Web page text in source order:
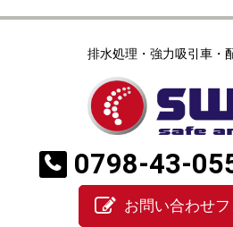
排水処理・強力吸引車・
0798-43-
お問い合わせ